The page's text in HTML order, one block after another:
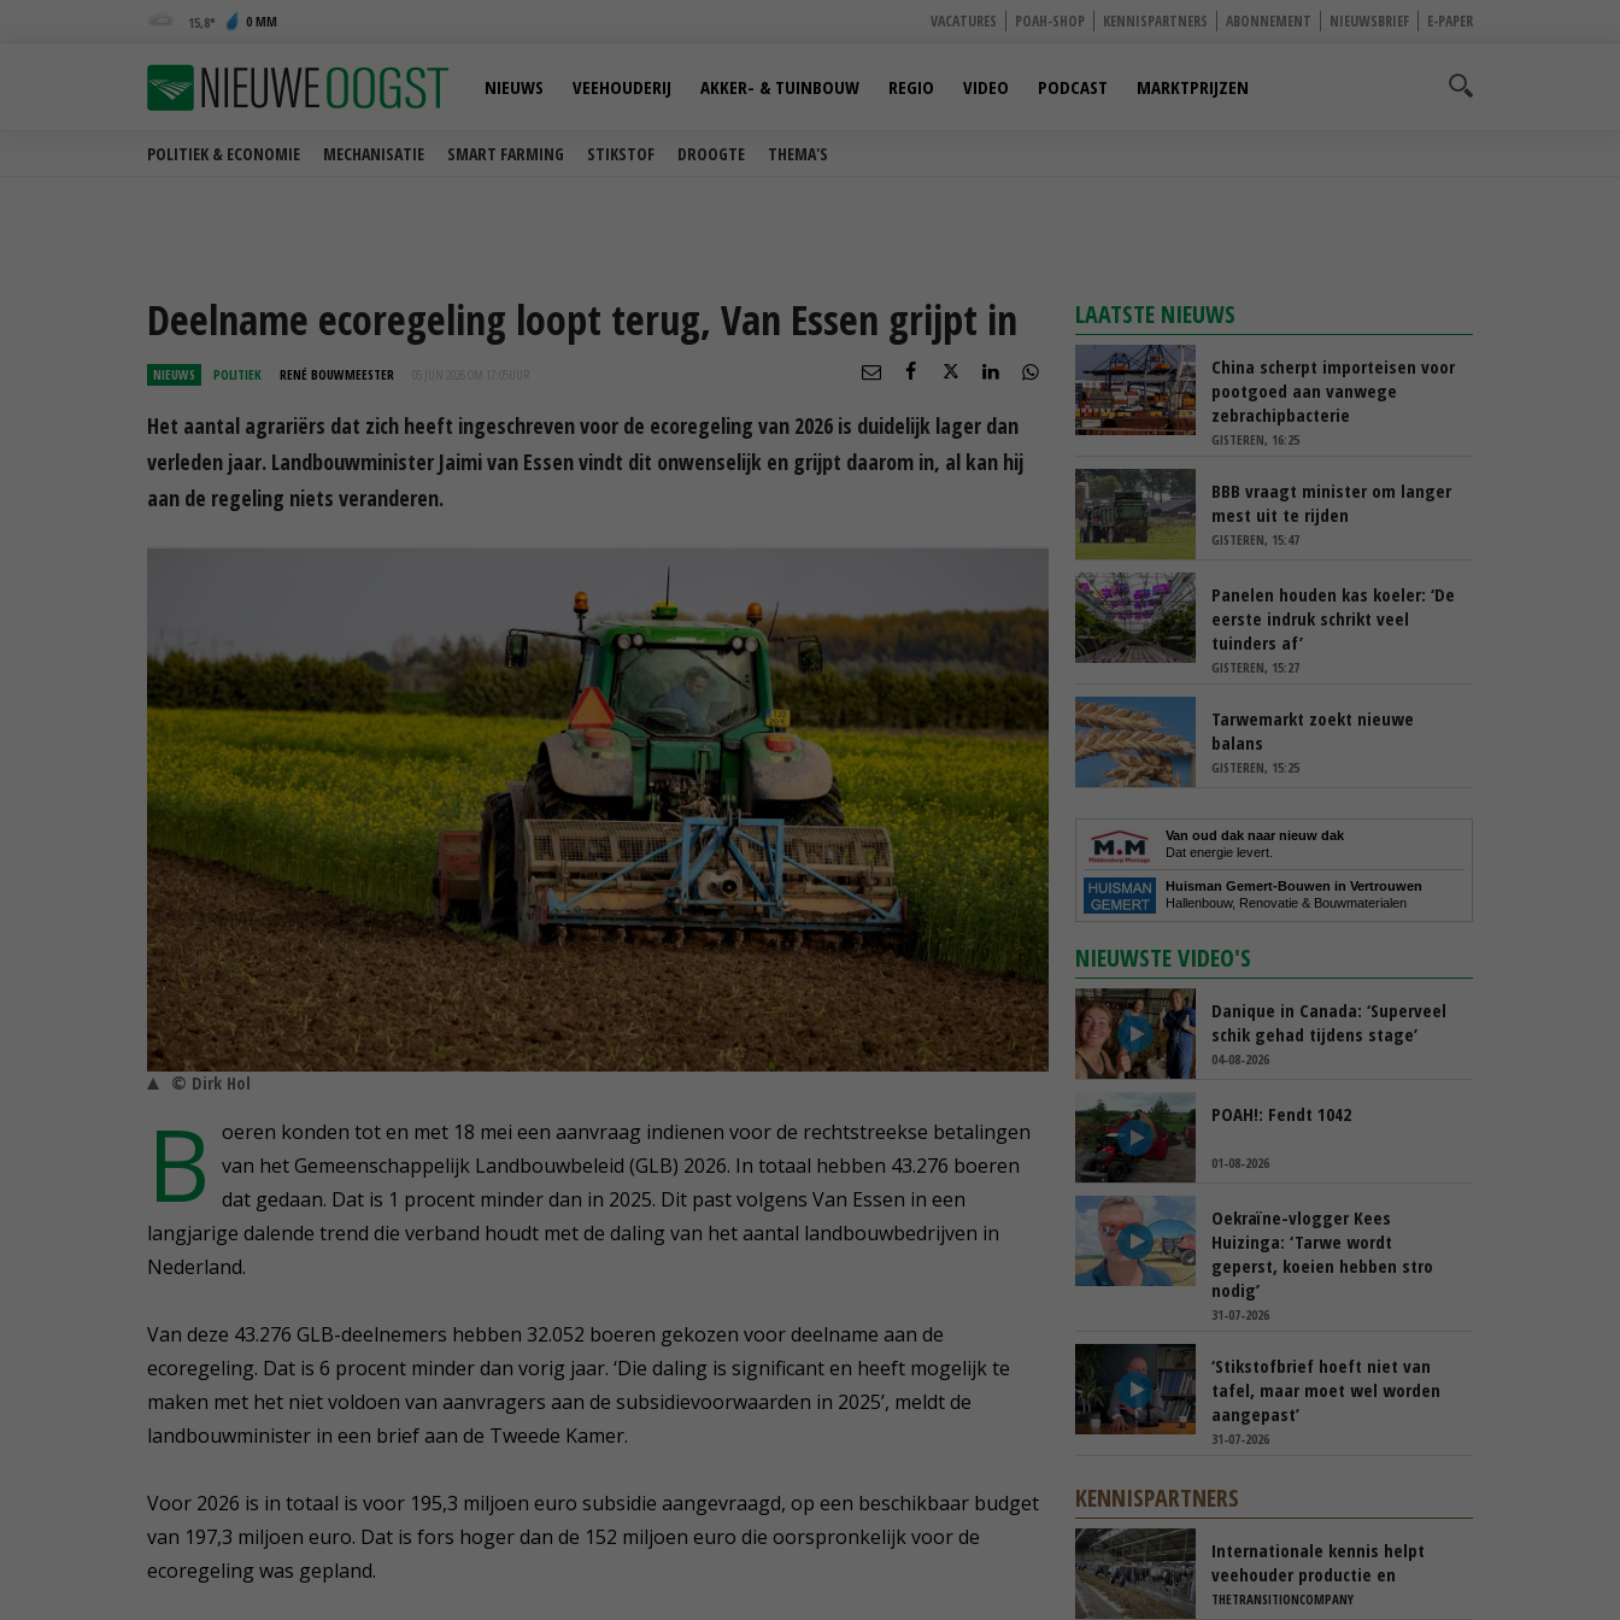
15,8 0 MM VACATURES POAH-SHOP KENNISPARTNERS ABONNEMENT NIEUWSBRIEF E-PAPER
POLITIEK & ECONOMIE MECHANISATIE SMART FARMING STIKSTOF DROOGTE THEMA'S
NIEUWS VEEHOUDERIJ AKKER- & TUINBOUW REGIO VIDEO PODCAST MARKTPRIJZEN
Deelname ecoregeling loopt terug, Van Essen grijpt in
NIEUWS POLITIEK RENÉ BOUWMEESTER 05 JUN 2026 OM 17:05
Het aantal agrariërs dat zich heeft ingeschreven voor de ecoregeling van 2026 is duidelijk lager dan
verleden jaar. Landbouwminister Jaimi van Essen vindt dit onwenselijk en grijpt daarom in, al kan hij
aan de regeling niets veranderen.
© Dirk Hol
B
oeren konden tot en met 18 mei een aanvraag indienen voor de rechtstreekse betalingen
van het Gemeenschappelijk Landbouwbeleid (GLB) 2026. In totaal hebben 43.276 boeren
dat gedaan. Dat is 1 procent minder dan in 2025. Dit past volgens Van Essen in een
langjarige dalende trend die verband houdt met de daling van het aantal landbouwbedrijven in
Nederland.
Van deze 43.276 GLB-deelnemers hebben 32.052 boeren gekozen voor deelname aan de
ecoregeling. Dat is 6 procent minder dan vorig jaar. ‘Die daling is significant en heeft mogelijk te
maken met het niet voldoen van aanvragers aan de subsidievoorwaarden in 2025’, meldt de
landbouwminister in een brief aan de Tweede Kamer.
Voor 2026 is in totaal is voor 195,3 miljoen euro subsidie aangevraagd, op een beschikbaar budget
van 197,3 miljoen euro. Dat is fors hoger dan de 152 miljoen euro die oorspronkelijk voor de
ecoregeling was gepland.
LAATSTE NIEUWS
China scherpt importeisen voor
pootgoed aan vanwege
zebrachipbacterie
GISTEREN, 16:25
BBB vraagt minister om langer
mest uit te rijden
GISTEREN, 15:47
Panelen houden kas koeler: ‘De
eerste indruk schrikt veel
tuinders af’
GISTEREN, 15:27
Tarwemarkt zoekt nieuwe
balans
GISTEREN, 15:25
Van oud dak naar nieuw dak
Dat energie levert.
Huisman Gemert-Bouwen in Vertrouwen
Hallenbouw, Renovatie & Bouwmaterialen
NIEUWSTE VIDEO'S
Danique in Canada: ‘Superveel
schik gehad tijdens stage’
04-08-2026
POAH!: Fendt 1042
01-08-2026
Oekraïne-vlogger Kees
Huizinga: ‘Tarwe wordt
geperst, koeien hebben stro
nodig’
31-07-2026
‘Stikstofbrief hoeft niet van
tafel, maar moet wel worden
aangepast’
31-07-2026
KENNISPARTNERS
Internationale kennis helpt
veehouder productie en
rantsoen te optimaliseren
THETRANSITIONCOMPANY